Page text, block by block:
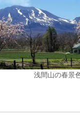
浅間山の春景